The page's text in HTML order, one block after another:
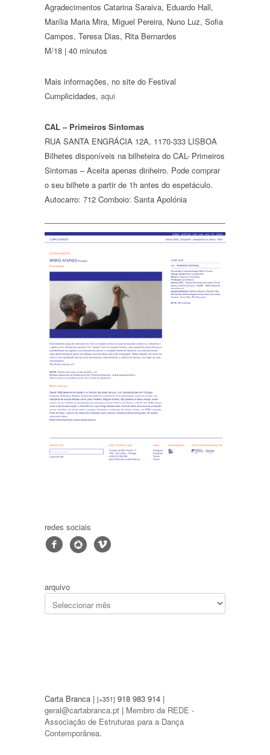
Agradecimentos Catarina Saraiva, Eduardo Hall,
Marília Maria Mira, Miguel Pereira, Nuno Luz, Sofia
Campos, Teresa Dias, Rita Bernardes
M/18 | 40 minutos
Mais informações, no site do Festival
Cumplicidades, aqui
CAL – Primeiros Sintomas
RUA SANTA ENGRÁCIA 12A, 1170-333 LISBOA
Bilhetes disponíveis na bilheteira do CAL- Primeiros
Sintomas – Aceita apenas dinheiro. Pode comprar
o seu bilhete a partir de 1h antes do espetáculo.
Autocarro: 712 Comboio: Santa Apolónia
redes sociais
f 4 v
arquivo
Carta Branca | [+351] 918 983 914 |
geral@cartabranca.pt | Membro da REDE -
Associação de Estruturas para a Dança
Contemporânea.